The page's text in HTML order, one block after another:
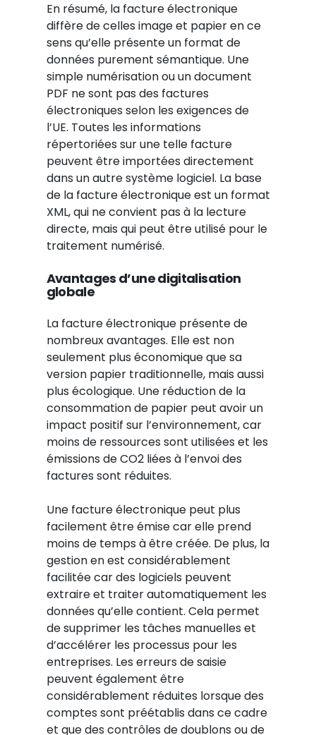
En résumé, la facture électronique
diffère de celles image et papier en ce
sens qu’elle présente un format de
données purement sémantique. Une
simple numérisation ou un document
PDF ne sont pas des factures
électroniques selon les exigences de
l’UE. Toutes les informations
répertoriées sur une telle facture
peuvent être importées directement
dans un autre système logiciel. La base
de la facture électronique est un format
XML, qui ne convient pas à la lecture
directe, mais qui peut être utilisé pour le
traitement numérisé.
Avantages d’une digitalisation
globale
La facture électronique présente de
nombreux avantages. Elle est non
seulement plus économique que sa
version papier traditionnelle, mais aussi
plus écologique. Une réduction de la
consommation de papier peut avoir un
impact positif sur l’environnement, car
moins de ressources sont utilisées et les
émissions de CO2 liées à l’envoi des
factures sont réduites.
Une facture électronique peut plus
facilement être émise car elle prend
moins de temps à être créée. De plus, la
gestion en est considérablement
facilitée car des logiciels peuvent
extraire et traiter automatiquement les
données qu’elle contient. Cela permet
de supprimer les tâches manuelles et
d’accélérer les processus pour les
entreprises. Les erreurs de saisie
peuvent également être
considérablement réduites lorsque des
comptes sont préétablis dans ce cadre
et que des contrôles de doublons ou de